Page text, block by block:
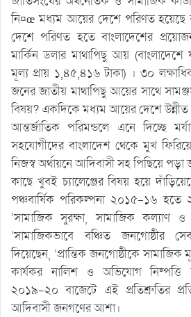
নি¤œ মধ্যম আয়ের দেশে পরিণত হয়েছে
দেশে পরিণত হতে বাংলাদেশের
মার্কিন ডলার মাথাপিছু আয়
মূল্য প্রায় ১,৪৫,৪১৬ টাকা) । ৩০
জনের জাতীয় মাথাপিছু আয়ের সাথে
বিষয়? একদিকে মধ্যম আয়ের দেশে উন্নীত
আন্তর্জাতিক পরিমন্ডলে এনে দিচ্ছে
সহযোগীদের বাংলাদেশ থেকে মুখ
নিজস্ব অর্থায়নে আদিবাসী সহ পিছিয়ে পড়া
কাছে খুবই চ্যালেঞ্জের বিষয় হয়ে
পঞ্চবার্ষিক পরিকল্পনা ২০১৫-১৬
‘সামাজিক সুরক্ষা, সামাজিক কল্যাণ ও
‘সামাজিকভাবে বঞ্চিত জনগোষ্ঠীর
দিয়েছেন, ‘প্রান্তিক জনগোষ্ঠীকে
কার্যকর নালিশ ও অভিযোগ নিষ্পত্তি
২০১৯-২০ বাজেটে এই প্রতিশ্রুতির
আদিবাসী জনগণের আশা।